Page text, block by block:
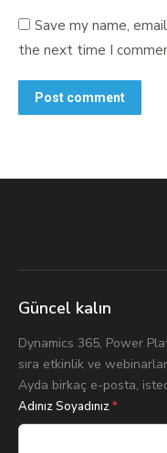
Save my name,
the next time I
Post comment
Güncel kalın
Dynamics 365, Power
sıra etkinlik ve
Ayda birkaç e-posta,
Adınız Soyadınız*